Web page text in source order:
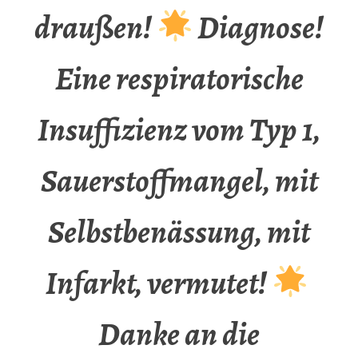
draußen!
Diagnose!
Eine respiratorische
Insuffizienz vom Typ 1,
Sauerstoffmangel, mit
Selbstbenässung, mit
Infarkt, vermutet!
Danke an die